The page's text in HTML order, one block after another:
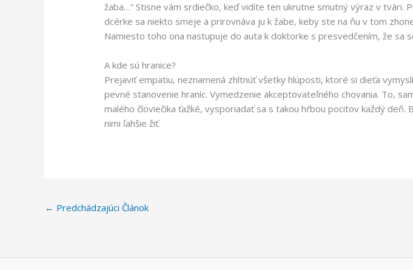
žaba…“ Stisne vám srdiečko, keď vidíte ten ukrutne smutný výraz v tvári.
dcérke sa niekto smeje a prirovnáva ju k žabe, keby ste na ňu v tom
Namiesto toho ona nastupuje do auta k doktorke s presvedčením, že sa
A kde sú hranice?
Prejaviť empatiu, neznamená zhltnúť všetky hlúposti, ktoré si dieťa
pevné stanovenie hraníc. Vymedzenie akceptovateľného chovania. To,
malého človiečika ťažké, vysporiadať sa s takou hŕbou pocitov každý
nimi ľahšie žiť.
← Predchádzajúci Článok